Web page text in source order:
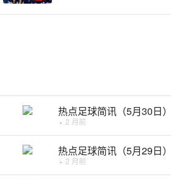
热点足球简讯（5月30日
· 2 月前
热点足球简讯（5月29日
· 2 月前